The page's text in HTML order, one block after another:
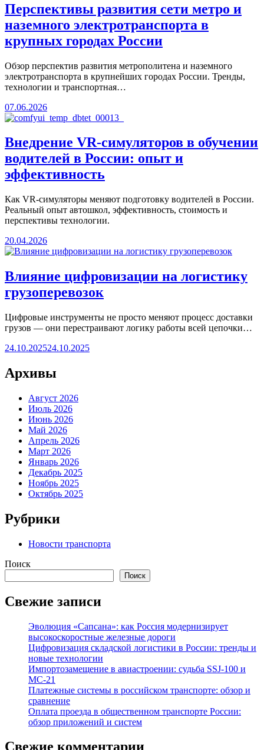
Перспективы развития сети метро и
наземного электротранспорта в
крупных городах России
Обзор перспектив развития метрополитена и наземного
электротранспорта в крупнейших городах России. Тренды,
технологии и транспортная…
07.06.2026
Внедрение VR-симуляторов в обучении
водителей в России: опыт и
эффективность
Как VR-симуляторы меняют подготовку водителей в России.
Реальный опыт автошкол, эффективность, стоимость и
перспективы технологии.
20.04.2026
Влияние цифровизации на логистику
грузоперевозок
Цифровые инструменты не просто меняют процесс доставки
грузов — они перестраивают логику работы всей цепочки…
24.10.202524.10.2025
Архивы
Август 2026
Июль 2026
Июнь 2026
Май 2026
Апрель 2026
Март 2026
Январь 2026
Декабрь 2025
Ноябрь 2025
Октябрь 2025
Рубрики
Новости транспорта
Поиск
Поиск
Свежие записи
Эволюция «Сапсана»: как Россия модернизирует
высокоскоростные железные дороги
Цифровизация складской логистики в России: тренды и
новые технологии
Импортозамещение в авиастроении: судьба SSJ-100 и
МС-21
Платежные системы в российском транспорте: обзор и
сравнение
Оплата проезда в общественном транспорте России:
обзор приложений и систем
Свежие комментарии